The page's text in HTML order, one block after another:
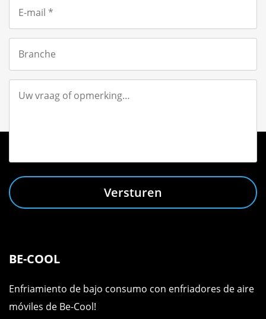
Versturen
BE-COOL
Enfriamiento de bajo consumo con enfriadores de aire
móviles de Be-Cool!